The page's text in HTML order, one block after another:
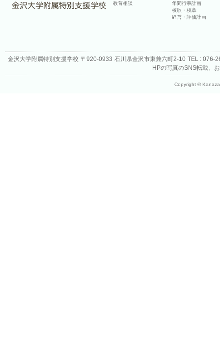
教育相談
年間行事計画
校歌・校章
経営・評価計画
金沢大学附属特別支援学校 〒920-0933 石川県金沢市東兼六町2-10 TEL : 076-
HPの写真のSNS転載、
Copyright ©